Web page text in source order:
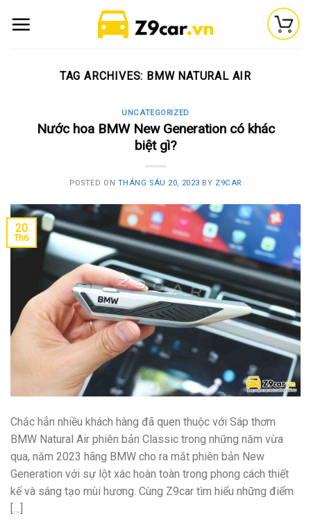
TAG ARCHIVES: BMW NATURAL AIR
UNCATEGORIZED
Nước hoa BMW New Generation có khác
biệt gì?
POSTED ON THÁNG SÁU 20, 2023 BY Z9CAR
20
Th6
Chắc hẳn nhiều khách hàng đã quen thuộc với Sáp thơm
BMW Natural Air phiên bản Classic trong những năm vừa
qua, năm 2023 hãng BMW cho ra mắt phiên bản New
Generation với sự lột xác hoàn toàn trong phong cách thiết
kế và sáng tạo mùi hương. Cùng Z9car tìm hiểu những điểm
[…]